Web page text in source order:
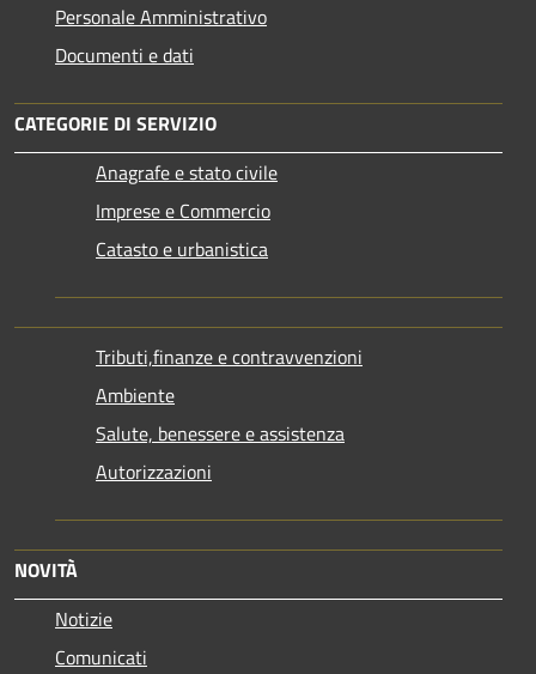
Personale Amministrativo
Documenti e dati
CATEGORIE DI SERVIZIO
Anagrafe e stato civile
Imprese e Commercio
Catasto e urbanistica
Tributi,finanze e contravvenzioni
Ambiente
Salute, benessere e assistenza
Autorizzazioni
NOVITÀ
Notizie
Comunicati